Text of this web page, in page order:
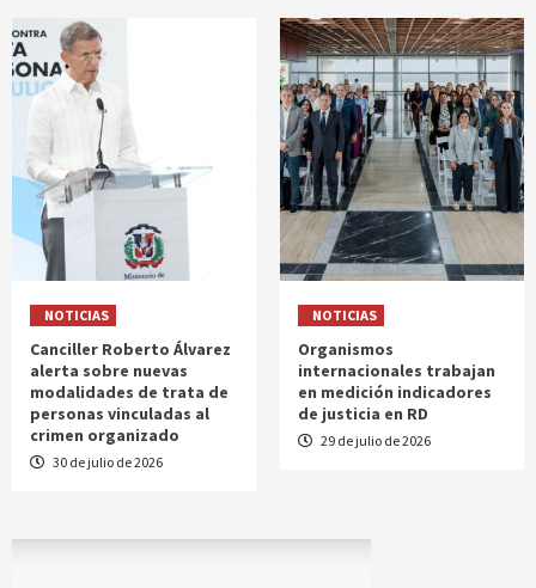
NOTICIAS
Canciller Roberto Álvarez
alerta sobre nuevas
modalidades de trata de
personas vinculadas al
crimen organizado
30 de julio de 2026
NOTICIAS
Organismos
internacionales trabajan
en medición indicadores
de justicia en RD
29 de julio de 2026